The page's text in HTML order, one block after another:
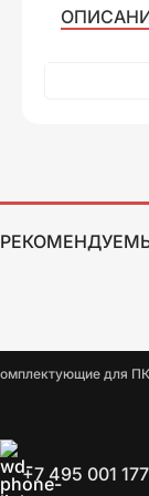
для ПК
+7 495 001